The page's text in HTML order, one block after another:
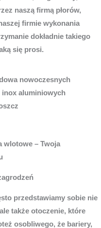
naszą firmą płorów,
firmie wykonania
dokładnie takiego
się prosi.
wlotowe – Twoja
przedstawiamy sobie nie
także otoczenie, które
osobliwego, że bariery,